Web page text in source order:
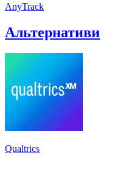
AnyTrack
Альтернативи
Qualtrics